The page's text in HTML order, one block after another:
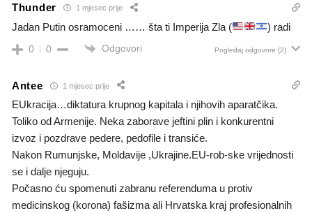
Thunder 1 mjesec prije
Jadan Putin osramoceni …… šta ti Imperija Zla ( ) radi
0 0 Odgovori Pogledaj odgovore (2)
Antee 1 mjesec prije
EUkracija…diktatura krupnog kapitala i njihovih aparatčika.
Toliko od Armenije. Neka zaborave jeftini plin i konkurentni
izvoz i pozdrave pedere, pedofile i transiće.
Nakon Rumunjske, Moldavije ,Ukrajine.EU-rob-ske vrijednosti
se i dalje njeguju.
Počasno ću spomenuti zabranu referenduma u protiv
medicinskog (korona) fašizma ali Hrvatska kraj profesionalnih